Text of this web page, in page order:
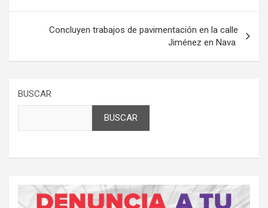
entradas
Concluyen trabajos de pavimentación en la calle
Jiménez en Nava
BUSCAR
BUSCAR